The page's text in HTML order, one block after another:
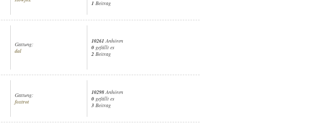
1 Beitrag
Gattung:
dal
10261 Anhören
0 gefällt es
2 Beitrag
Gattung:
foxtrot
10298 Anhören
0 gefällt es
3 Beitrag